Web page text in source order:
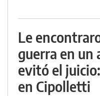
Le
guerra en
evitó el
en Cipolletti